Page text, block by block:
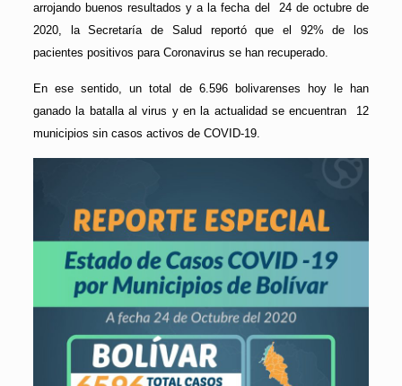
arrojando buenos resultados y a la fecha del 24 de octubre de
2020, la Secretaría de Salud reportó que el 92% de los
pacientes positivos para Coronavirus se han recuperado.
En ese sentido, un total de 6.596 bolivarenses hoy le han
ganado la batalla al virus y en la actualidad se encuentran 12
municipios sin casos activos de COVID-19.